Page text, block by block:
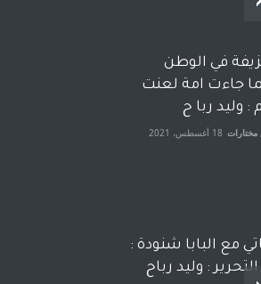
بنفسه مرة اخرى..
يوسف يقهر
، فأعطوه
يد وهم صاغرون،
7 أبريل، 2023
في الوطن
جاءت امة لعنت
: وليد ربا ح
, مختارات 18 أغسطس، 2021
مع البابا شنودة :
: وليد رباح